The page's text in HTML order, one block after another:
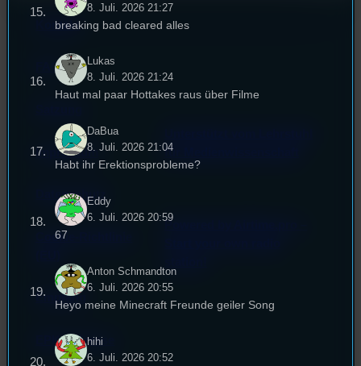
Kontakt
FAQ
Impressum
Datenschutz
Cookie-Richtlinie
Empfang
EPK & Presse
für Medienwissenschaft
Powered by Airtime.pro –
8. Juli. 2026 21:27
breaking bad cleared alles
Lukas
8. Juli. 2026 21:24
Haut mal paar Hottakes raus über Filme
DaBua
8. Juli. 2026 21:04
Habt ihr Erektionsprobleme?
Eddy
6. Juli. 2026 20:59
67
Anton Schmandton
6. Juli. 2026 20:55
Heyo meine Minecraft Freunde geiler Song
hihi
6. Juli. 2026 20:52